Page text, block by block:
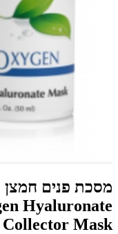
מסכת פנים חמצן
Hyaluronate
Collector Mask